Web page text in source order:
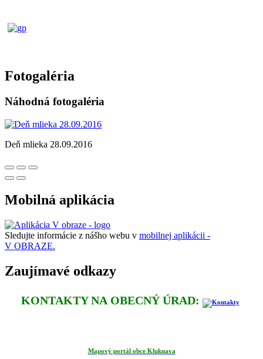
Fotogaléria
Náhodná fotogaléria
Deň mlieka 28.09.2016
Mobilná aplikácia
Sledujte informácie z nášho webu v mobilnej aplikácii -
V OBRAZE.
Zaujímavé odkazy
KONTAKTY NA OBECNÝ ÚRAD:
Mapový portál obce Kluknava